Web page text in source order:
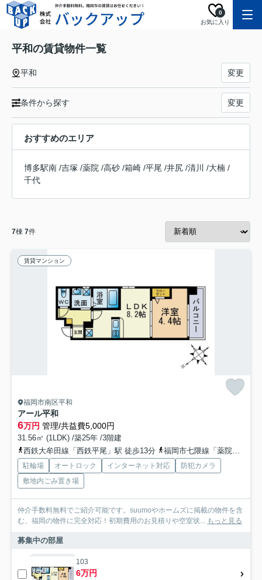
お気に入り
0
平和の賃貸物件一覧
平和 変更
条件から探す 変更
おすすめのエリア
博多駅南 /吉塚 /薬院 /高砂 /箱崎 /平尾 /井尻 /清川 /大楠 /
千代
7棟 7件
賃貸マンション
福岡市南区平和
アール平和
6万円 管理/共益費5,000円
31.56㎡ (1LDK) /築25年 /3階建
西鉄大牟田線「西鉄平尾」駅 徒歩13分
福岡市七隈線「薬院大通」駅 徒歩25分
駐輪場 オートロック インターネット対応
防犯カメラ
敷地内ごみ置き場
仲介手数料無料でご紹介可能です。suumoやホームズに掲載の物件を含
む、福岡の物件に完全対応！初期費用のお見積りや空室状... もっと見る
募集中の部屋
103
6万円